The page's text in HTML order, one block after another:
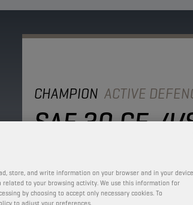
CHAMPION ACTIVE
SAE 30 CF-4/
Olio minerale per uso generico
diesel (turbo o aspirati) e
temperature basse.
PRODOTTO: 21203
store, and write information on your browser and in your device.
to your browsing activity. We use this information for
by choosing to accept only necessary cookies. To
to adjust your preferences.